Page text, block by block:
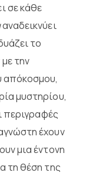
σε κάθε
αναδεικνύει
το
την
απόκοσμου,
μυστηρίου,
περιγραφές
έχουν
μια έντονη
τη θέση της